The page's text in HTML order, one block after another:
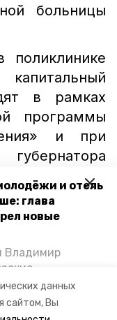
данных
сайтом, Вы
и отель
глава
новые
Владимир
и
о
больницы
капитальный
в рамках
программы
и при
Владимира
больница